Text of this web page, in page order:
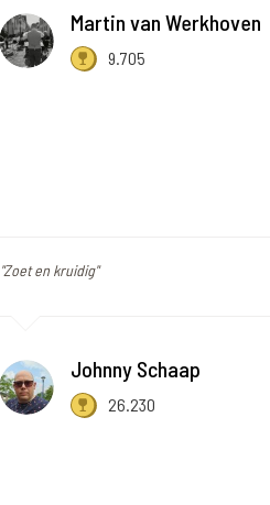
Martin van Werkhoven
9.705
"Zoet en kruidig"
Johnny Schaap
26.230